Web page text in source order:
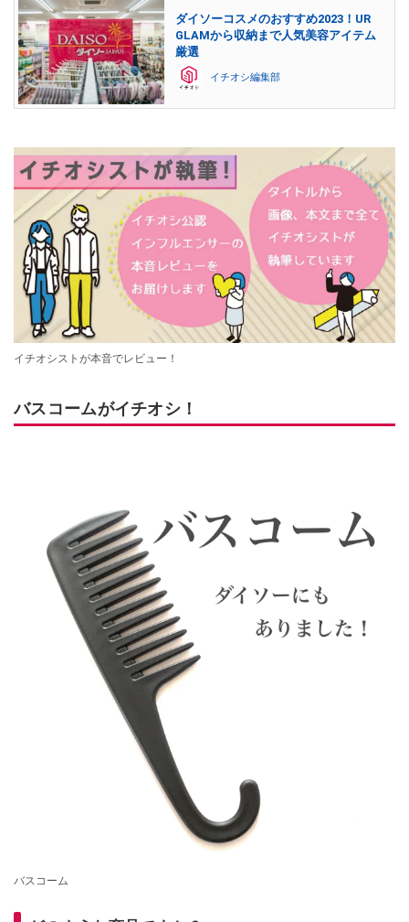
ダイソーコスメのおすすめ2023！UR
GLAMから収納まで人気美容アイテム
厳選
イチオシ編集部
イチオシストが本音でレビュー！
バスコームがイチオシ！
バスコーム